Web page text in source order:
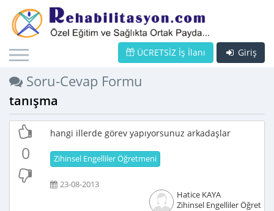
Giriş
ÜCRETSİZ İş İlanı
Soru-Cevap Formu
tanışma
0
hangi illerde görev yapıyorsunuz arkadaşlar
Zihinsel Engelliler Öğretmeni
23-08-2013
Hatice KAYA
Zihinsel Engelliler